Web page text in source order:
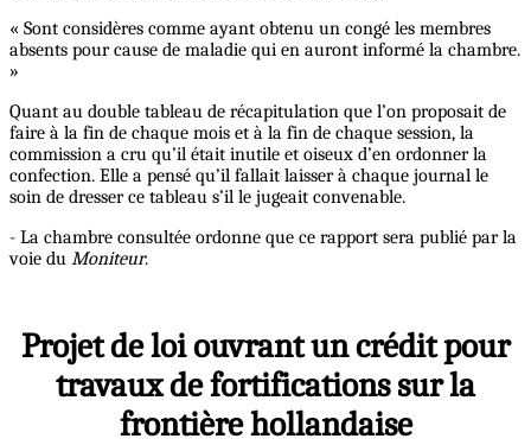
« Sont considères comme ayant obtenu un congé les membres
absents pour cause de maladie qui en auront informé la chambre.
»
Quant au double tableau de récapitulation que l’on proposait de
faire à la fin de chaque mois et à la fin de chaque session, la
commission a cru qu’il était inutile et oiseux d’en ordonner la
confection. Elle a pensé qu’il fallait laisser à chaque journal le
soin de dresser ce tableau s’il le jugeait convenable.
- La chambre consultée ordonne que ce rapport sera publié par la
voie du Moniteur.
Projet de loi ouvrant un crédit pour
travaux de fortifications sur la
frontière hollandaise